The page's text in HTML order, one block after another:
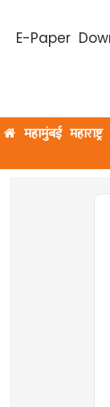
E-Paper
महामुंबई महाराष्ट्र